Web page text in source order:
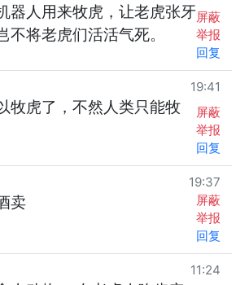
器人用来牧虎，让老虎张牙
不将老虎们活活气死。
屏蔽
举报
回复
19:41
牧虎了，不然人类只能牧
屏蔽
举报
回复
19:37
卖
屏蔽
举报
回复
11:24